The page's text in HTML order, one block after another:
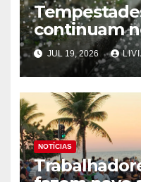
continuam
SulJUL 19, 2026
NOTÍCIAS